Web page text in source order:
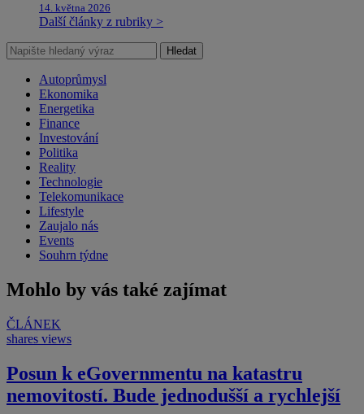
14. května 2026
Další články z rubriky >
Hledat
Autoprůmysl
Ekonomika
Energetika
Finance
Investování
Politika
Reality
Technologie
Telekomunikace
Lifestyle
Zaujalo nás
Events
Souhrn týdne
Mohlo by vás také zajímat
ČLÁNEK
shares views
Posun k eGovernmentu na katastru
nemovitostí. Bude jednodušší a rychlejší